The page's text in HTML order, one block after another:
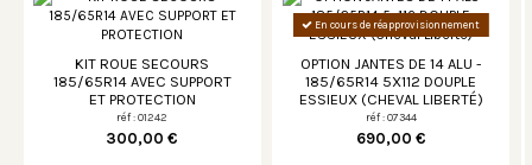
KIT ROUE SECOURS
185/65R14 AVEC SUPPORT
ET PROTECTION
réf : 01242
300,00 €
En cours de réapprovisionnement
OPTION JANTES DE 14 ALU -
185/65R14 5X112 DOUPLE
ESSIEUX (CHEVAL LIBERTÉ)
réf : 07344
690,00 €